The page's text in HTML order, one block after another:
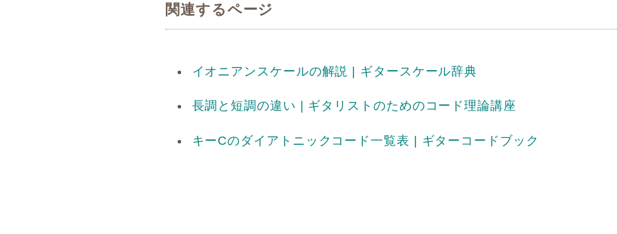
関連するページ
イオニアンスケールの解説 | ギタースケール辞典
長調と短調の違い | ギタリストのためのコード理論講座
キーCのダイアトニックコード一覧表 | ギターコードブック